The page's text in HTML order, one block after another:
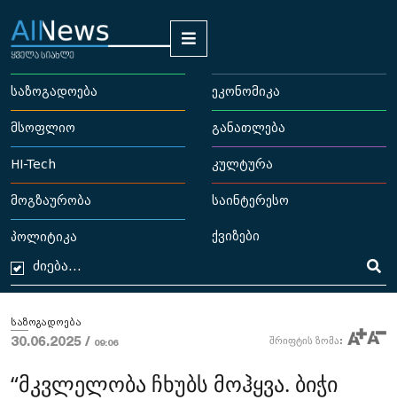
საზოგადოება ეკონომიკა
მსოფლიო განათლება
HI-Tech კულტურა
მოგზაურობა საინტერესო
პოლიტიკა ქვიზები
საზოგადოება
30.06.2025 / 09:06 შრიფტის ზომა:
“მკვლელობა ჩხუბს მოჰყვა. ბიჭი